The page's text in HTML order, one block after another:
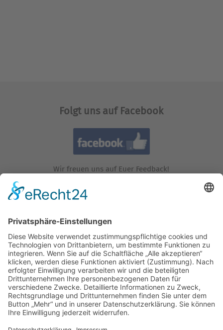
Folgt uns auf Facebook
Wir freuen uns auf Euer Feedback!
Folgt uns auf Instagram!
Wir freuen uns auf Euren Besuch!
Besucht uns auf YouTube!